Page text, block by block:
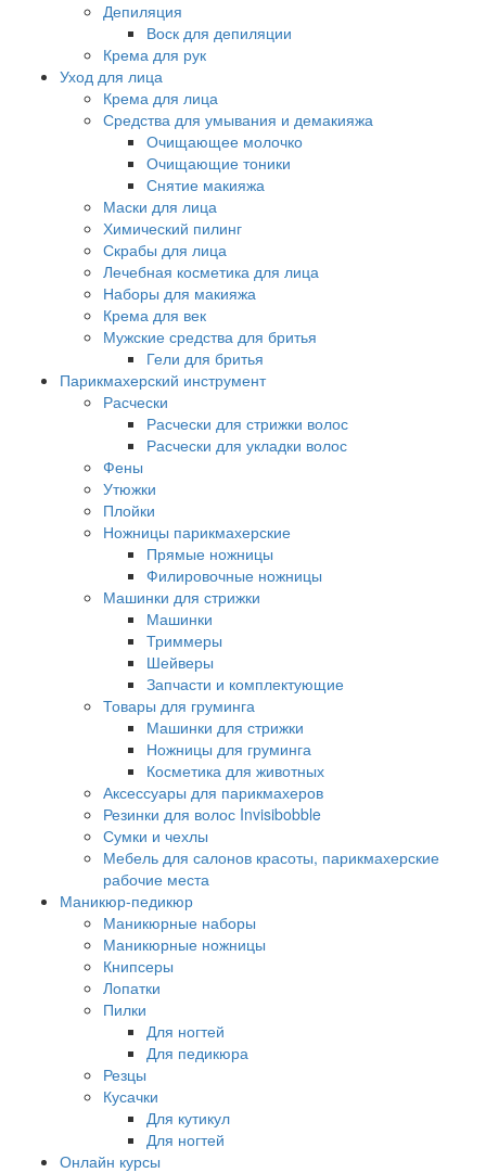
Депиляция
Воск для депиляции
Крема для рук
Уход для лица
Крема для лица
Средства для умывания и демакияжа
Очищающее молочко
Очищающие тоники
Снятие макияжа
Маски для лица
Химический пилинг
Скрабы для лица
Лечебная косметика для лица
Наборы для макияжа
Крема для век
Мужские средства для бритья
Гели для бритья
Парикмахерский инструмент
Расчески
Расчески для стрижки волос
Расчески для укладки волос
Фены
Утюжки
Плойки
Ножницы парикмахерские
Прямые ножницы
Филировочные ножницы
Машинки для стрижки
Машинки
Триммеры
Шейверы
Запчасти и комплектующие
Товары для груминга
Машинки для стрижки
Ножницы для груминга
Косметика для животных
Аксессуары для парикмахеров
Резинки для волос Invisibobble
Сумки и чехлы
Мебель для салонов красоты, парикмахерские
рабочие места
Маникюр-педикюр
Маникюрные наборы
Маникюрные ножницы
Книпсеры
Лопатки
Пилки
Для ногтей
Для педикюра
Резцы
Кусачки
Для кутикул
Для ногтей
Онлайн курсы